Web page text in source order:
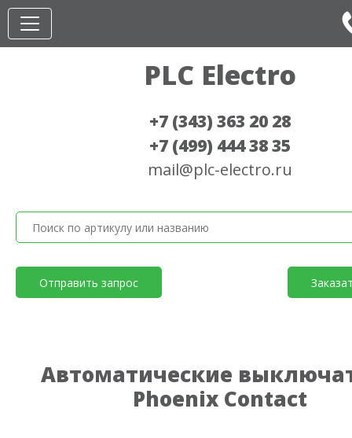
PLC Electro
+7 (343) 363 20 28
+7 (499) 444 38 35
mail@plc-electro.ru
Отправить запрос
Автоматические
Phoenix Contact